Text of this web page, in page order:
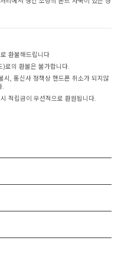
환불해드립니다
)로의 환불은 불가합니다.
시, 통신사 정책상 핸드폰 취소가 되지않
.
적립금이 우선적으로 환원됩니다.